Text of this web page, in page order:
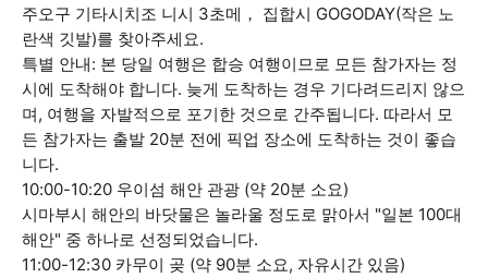
주오구 기타시치조 니시 3초메， 집합시 GOGODAY(작은 노
란색 깃발)를 찾아주세요.
특별 안내: 본 당일 여행은 합승 여행이므로 모든 참가자는 정
시에 도착해야 합니다. 늦게 도착하는 경우 기다려드리지 않으
며, 여행을 자발적으로 포기한 것으로 간주됩니다. 따라서 모
든 참가자는 출발 20분 전에 픽업 장소에 도착하는 것이 좋습
니다.
10:00-10:20 우이섬 해안 관광 (약 20분 소요)
시마부시 해안의 바닷물은 놀라울 정도로 맑아서 "일본 100대
해안" 중 하나로 선정되었습니다.
11:00-12:30 카무이 곶 (약 90분 소요, 자유시간 있음)